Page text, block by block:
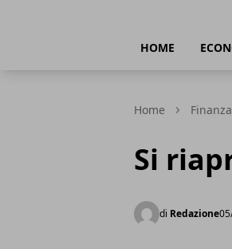
HOME
Home Finanza
Si
di Redazione